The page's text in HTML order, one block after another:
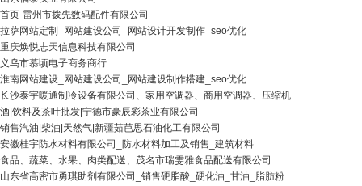
首页-雷州市拨先数码配件有限公司
拉萨网站定制_网站建设公司_网站设计开发制作_seo优化
重庆焕悦志天信息科技有限公司
义乌市慕顷电子商务商行
淮南网站建设_网站建设公司_网站建设制作搭建_seo优化
长沙泰宇暖通制冷设备有限公司、家用空调器、商用空调器、压缩机
酒|饮料及茶叶批发|宁德市豪辰彩茶业有限公司
销售汽油|柴油|天然气|新疆茹芭思石油化工有限公司
安徽桂宇防水材料有限公司_防水材料加工及销售_建筑材料
食品、蔬菜、水果、肉类配送、茂名市瑞雯雅食品配送有限公司
山东省高密市勇琪助剂有限公司_销售硬脂酸_硬化油_甘油_脂肪粉